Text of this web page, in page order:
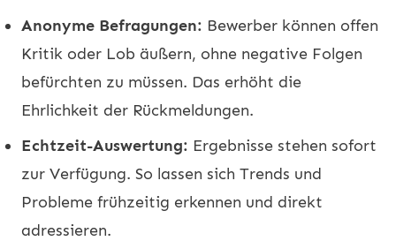
Anonyme Befragungen: Bewerber können offen
Kritik oder Lob äußern, ohne negative Folgen
befürchten zu müssen. Das erhöht die
Ehrlichkeit der Rückmeldungen.
Echtzeit-Auswertung: Ergebnisse stehen sofort
zur Verfügung. So lassen sich Trends und
Probleme frühzeitig erkennen und direkt
adressieren.